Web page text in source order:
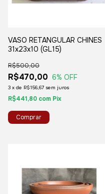
VASO RETANGULAR CHINES
31x23x10 (GL15)
R$470,00
R$500,00
6% OFF
3 x de R$156,67 sem juros
R$441,80 com Pix